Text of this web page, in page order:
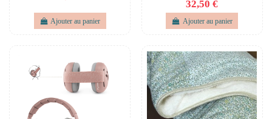
Ajouter au panier
32,50 €
Ajouter au panier